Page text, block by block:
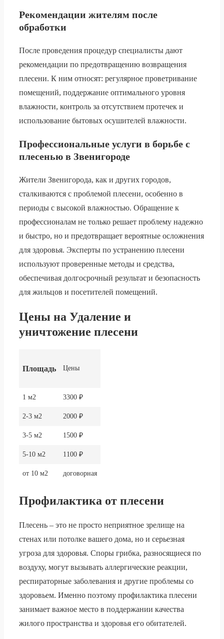
Рекомендации жителям после
обработки
После проведения процедур специалисты дают
рекомендации по предотвращению возвращения
плесени. К ним относят: регулярное проветривание
помещений, поддержание оптимального уровня
влажности, контроль за отсутствием протечек и
использование бытовых осушителей влажности.
Профессиональные услуги в борьбе с
плесенью в Звенигороде
Жители Звенигорода, как и других городов,
сталкиваются с проблемой плесени, особенно в
периоды с высокой влажностью. Обращение к
профессионалам не только решает проблему надежно
и быстро, но и предотвращает вероятные осложнения
для здоровья. Эксперты по устранению плесени
используют проверенные методы и средства,
обеспечивая долгосрочный результат и безопасность
для жильцов и посетителей помещений.
Цены на Удаление и
уничтожение плесени
Площадь Цены
1 м2 3300 ₽
2-3 м2 2000 ₽
3-5 м2 1500 ₽
5-10 м2 1100 ₽
от 10 м2 договорная
Профилактика от плесени
Плесень – это не просто неприятное зрелище на
стенах или потолке вашего дома, но и серьезная
угроза для здоровья. Споры грибка, разносящиеся по
воздуху, могут вызывать аллергические реакции,
респираторные заболевания и другие проблемы со
здоровьем. Именно поэтому профилактика плесени
занимает важное место в поддержании качества
жилого пространства и здоровья его обитателей.